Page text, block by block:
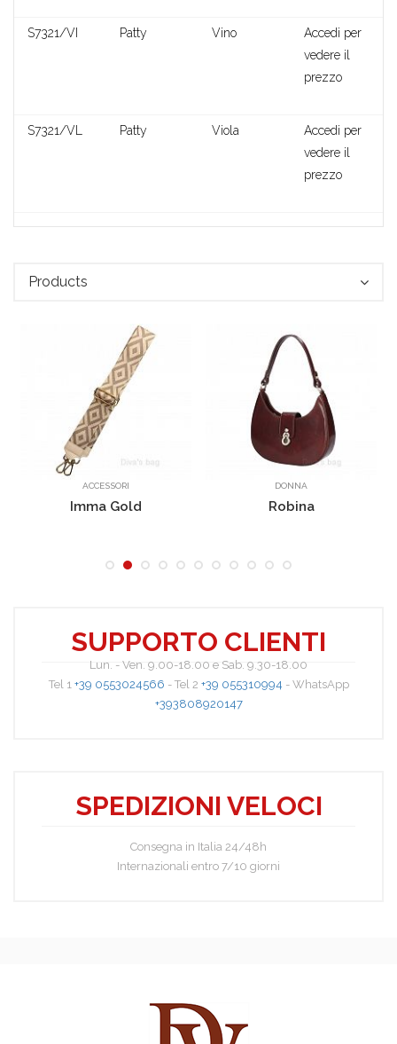
Pepita
S7321/VI Patty Vino
Accedi per
vedere il
prezzo
S7321/VL Patty Viola
Accedi per
vedere il
prezzo
Products
ACCESSORI
Imma Gold
DONNA
Robina
SUPPORTO CLIENTI
Lun. - Ven. 9.00-18.00 e Sab. 9.30-18.00
Tel 1 +39 0553024566 - Tel 2 +39 055310994 - WhatsApp
+393808920147
SPEDIZIONI VELOCI
Consegna in Italia 24/48h
Internazionali entro 7/10 giorni